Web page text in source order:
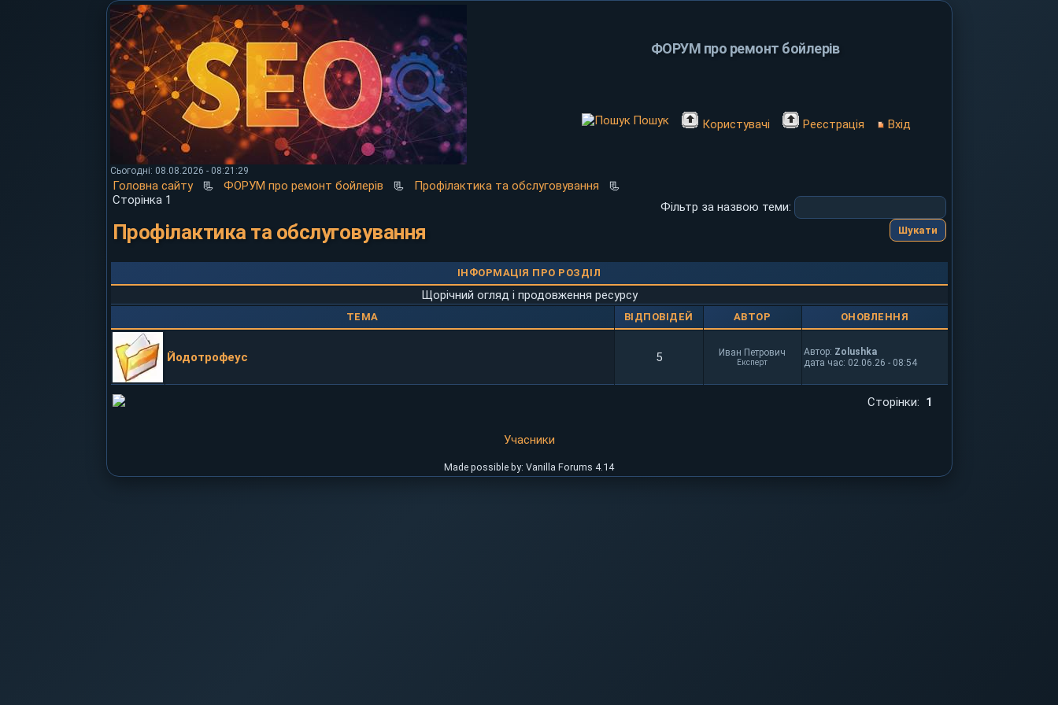
ФОРУМ про ремонт бойлерів
Пошук Користувачі Реєстрація Вхід
Сьогодні: 08.08.2026 - 08:21:29
Головна сайту 📃 ФОРУМ про ремонт бойлерів 📃 Профілактика та обслуговування
📃
Сторінка 1
Профілактика та обслуговування
Фільтр за назвою теми:
ІНФОРМАЦІЯ ПРО РОЗДІЛ
Щорічний огляд і продовження ресурсу
ТЕМА ВІДПОВІДЕЙ АВТОР ОНОВЛЕННЯ
Йодотрофеус 5 Иван Петрович
Експерт
Автор: Zolushka
дата час: 02.06.26 - 08:54
Сторінки: 1
Учасники
Made possible by: Vanilla Forums 4.14